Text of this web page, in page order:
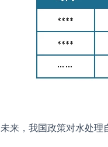
未来，我国政策对水处理